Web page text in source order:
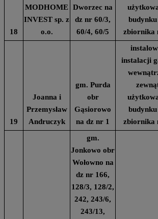
18
MODHOME
INVEST sp. z
o.o.
Dworzec na
dz nr 60/3,
60/4, 60/5
zbiornika
19
Joanna i
Przemysław
Andruczyk
gm. Purda
obr
Gąsiorowo
na dz nr 1
instalacji
zbiornika
gm.
Jonkowo obr
Wołowno na
dz nr 166,
128/3, 128/2,
242, 243/6,
243/13,